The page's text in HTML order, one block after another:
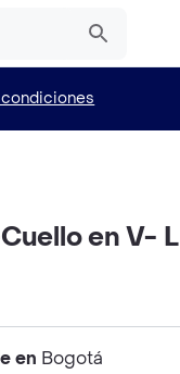
en V- L
en Bogotá